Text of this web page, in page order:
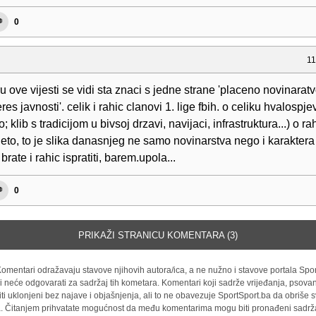
0
ove vijesti se vidi sta znaci s jedne strane 'placeno
javnosti'. celik i rahic clanovi 1. lige fbih. o celiku
klib s tradicijom u bivsoj drzavi, navijaci, infrastruktura...) o
to je slika danasnjeg ne samo novinarstva nego i
i rahic ispratiti, barem.upola...
0
PRIKAŽI STRANICU KOMENTARA (3)
odražavaju stavove njihovih autora/ica, a ne nužno i stavove portala
neće odgovarati za sadržaj tih kometara. Komentari koji sadrže vrijeđanja,
uklonjeni bez najave i objašnjenja, ali to ne obavezuje SportSport.ba da obriše
Čitanjem prihvatate mogućnost da među komentarima mogu biti pronađeni